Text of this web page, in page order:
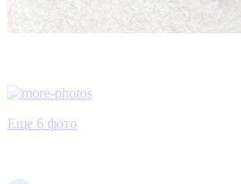
Еще 6 фото